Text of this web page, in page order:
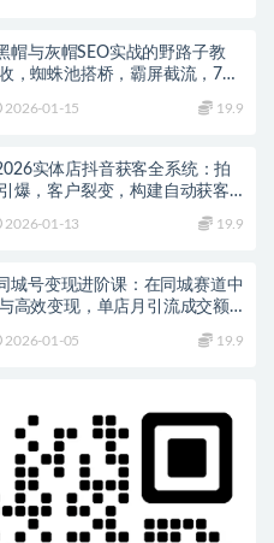
帽与灰帽SEO实战的野路子教
，蜘蛛池搭桥，霸屏截流，7天
2026-01-15 19.9
实体店抖音获客全系统：拍
爆，客户裂变，构建自动获客
2026-01-13 19.9
城号变现进阶课：在同城赛道中
高效变现，单店月引流成交额
2026-01-05 19.9